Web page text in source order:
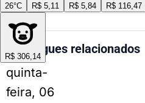
26°C R$ 5,11 R$ 5,84 R$ 116,47
R$ 306,14
quinta-
feira, 06
Perrengues relacionados